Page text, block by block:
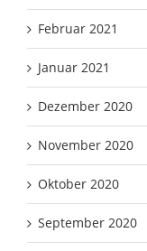
Februar 2021
Januar 2021
Dezember 2020
November 2020
Oktober 2020
September 2020